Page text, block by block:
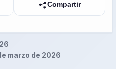
Compartir
marzo de 2026